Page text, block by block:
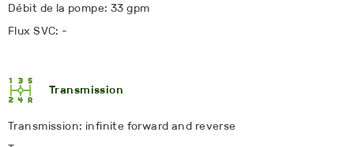
Débit de la pompe: 33 gpm
Flux SVC: -
Transmission
Transmission: infinite forward and reverse